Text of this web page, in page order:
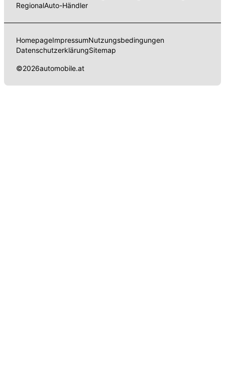
RegionalAuto-Händler
HomepageImpressumNutzungsbedingungen
DatenschutzerklärungSitemap
©2026automobile.at